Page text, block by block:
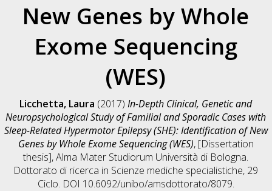
New Genes by Whole
Exome Sequencing
(WES)
Licchetta, Laura (2017)In-Depth Clinical, Genetic and
Neuropsychological Study of Familial and Sporadic Cases with
Sleep-Related Hypermotor Epilepsy (SHE): Identification of New
Genes by Whole Exome Sequencing (WES), [Dissertation
thesis], Alma Mater Studiorum Università di Bologna.
Dottorato di ricerca in Scienze mediche specialistiche, 29
Ciclo. DOI 10.6092/unibo/amsdottorato/8079.